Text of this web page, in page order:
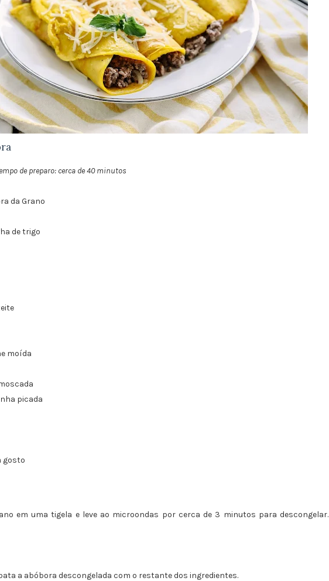
de preparo: cerca de 40 minutos
da Grano
de trigo
moída
picada
gosto
em uma tigela e leve ao microondas por cerca de 3 minutos para descongelar.
a abóbora descongelada com o restante dos ingredientes.